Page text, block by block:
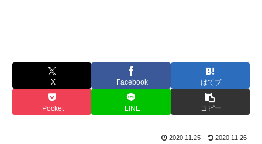
X Facebook はてブ
Pocket LINE コピー
2020.11.25 2020.11.26